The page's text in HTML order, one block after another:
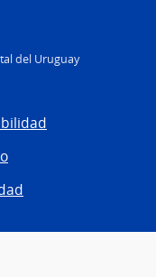
del Uruguay